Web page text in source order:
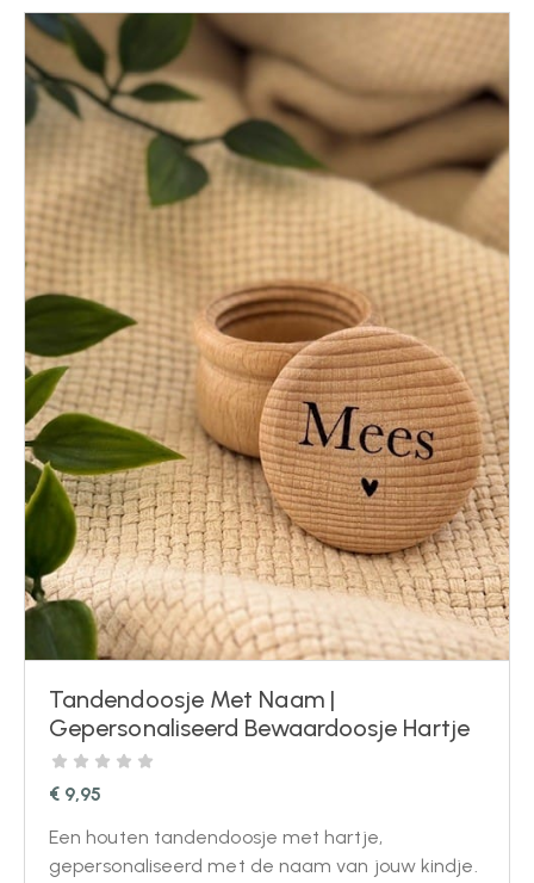
Tandendoosje Met Naam |
Gepersonaliseerd Bewaardoosje Hartje
€ 9,95
Een houten tandendoosje met hartje,
gepersonaliseerd met de naam van jouw kindje.